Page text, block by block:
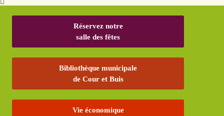
Réservez notre
salle des fêtes
Bibliothèque municipale
de Cour et Buis
Vie économique